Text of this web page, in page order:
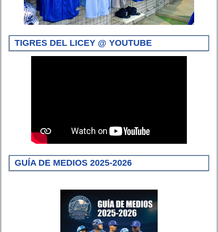
TIGRES DEL LICEY @ YOUTUBE
GUÍA DE MEDIOS 2025-2026